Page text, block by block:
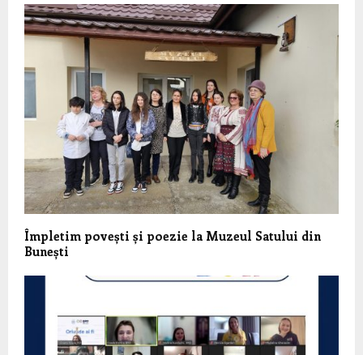
Împletim povești și poezie la Muzeul Satului din
Bunești